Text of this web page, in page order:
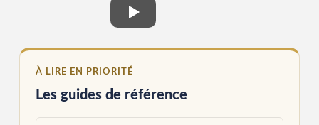
À LIRE EN PRIORITÉ
Les guides de référence